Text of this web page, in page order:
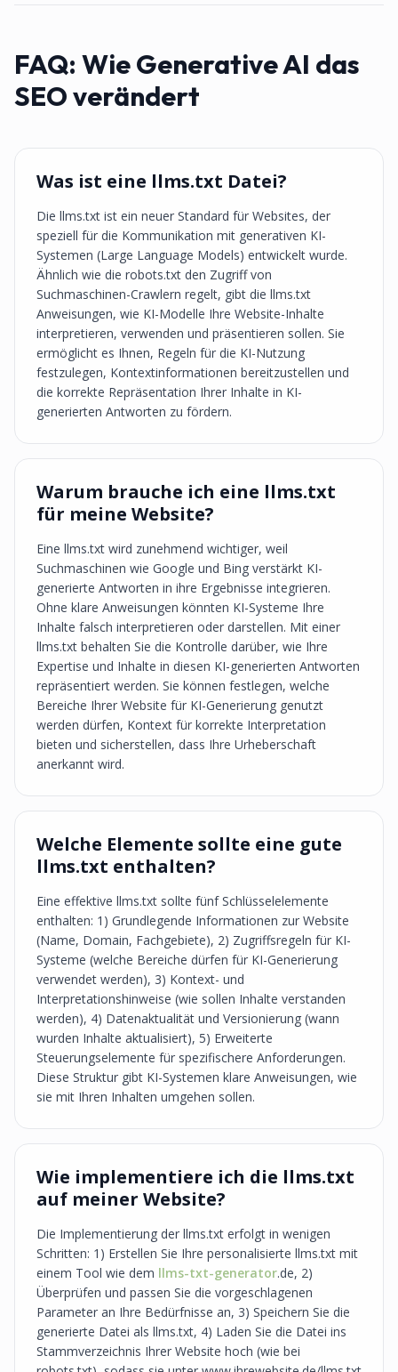
FAQ: Wie Generative AI das
SEO verändert
Was ist eine llms.txt Datei?
Die llms.txt ist ein neuer Standard für Websites, der
speziell für die Kommunikation mit generativen KI-
Systemen (Large Language Models) entwickelt wurde.
Ähnlich wie die robots.txt den Zugriff von
Suchmaschinen-Crawlern regelt, gibt die llms.txt
Anweisungen, wie KI-Modelle Ihre Website-Inhalte
interpretieren, verwenden und präsentieren sollen. Sie
ermöglicht es Ihnen, Regeln für die KI-Nutzung
festzulegen, Kontextinformationen bereitzustellen und
die korrekte Repräsentation Ihrer Inhalte in KI-
generierten Antworten zu fördern.
Warum brauche ich eine llms.txt
für meine Website?
Eine llms.txt wird zunehmend wichtiger, weil
Suchmaschinen wie Google und Bing verstärkt KI-
generierte Antworten in ihre Ergebnisse integrieren.
Ohne klare Anweisungen könnten KI-Systeme Ihre
Inhalte falsch interpretieren oder darstellen. Mit einer
llms.txt behalten Sie die Kontrolle darüber, wie Ihre
Expertise und Inhalte in diesen KI-generierten Antworten
repräsentiert werden. Sie können festlegen, welche
Bereiche Ihrer Website für KI-Generierung genutzt
werden dürfen, Kontext für korrekte Interpretation
bieten und sicherstellen, dass Ihre Urheberschaft
anerkannt wird.
Welche Elemente sollte eine gute
llms.txt enthalten?
Eine effektive llms.txt sollte fünf Schlüsselelemente
enthalten: 1) Grundlegende Informationen zur Website
(Name, Domain, Fachgebiete), 2) Zugriffsregeln für KI-
Systeme (welche Bereiche dürfen für KI-Generierung
verwendet werden), 3) Kontext- und
Interpretationshinweise (wie sollen Inhalte verstanden
werden), 4) Datenaktualität und Versionierung (wann
wurden Inhalte aktualisiert), 5) Erweiterte
Steuerungselemente für spezifischere Anforderungen.
Diese Struktur gibt KI-Systemen klare Anweisungen, wie
sie mit Ihren Inhalten umgehen sollen.
Wie implementiere ich die llms.txt
auf meiner Website?
Die Implementierung der llms.txt erfolgt in wenigen
Schritten: 1) Erstellen Sie Ihre personalisierte llms.txt mit
einem Tool wie dem llms-txt-generator.de, 2)
Überprüfen und passen Sie die vorgeschlagenen
Parameter an Ihre Bedürfnisse an, 3) Speichern Sie die
generierte Datei als llms.txt, 4) Laden Sie die Datei ins
Stammverzeichnis Ihrer Website hoch (wie bei